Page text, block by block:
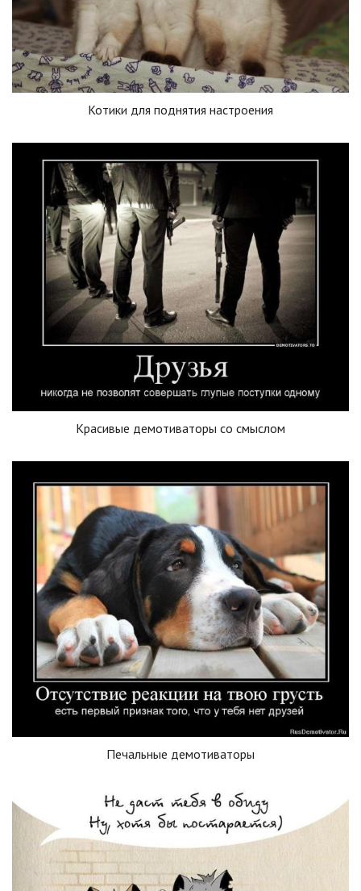
Котики для поднятия настроения
Красивые демотиваторы со смыслом
Печальные демотиваторы